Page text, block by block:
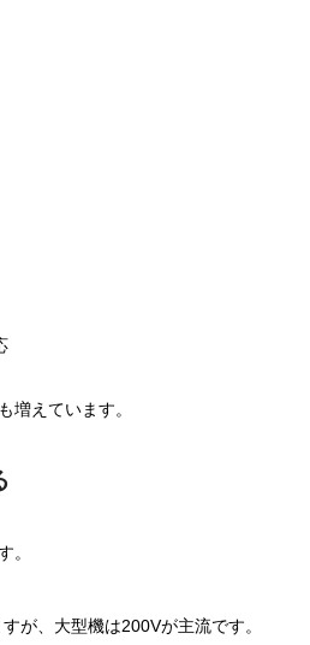
増えています。
。
が、大型機は200Vが主流です。